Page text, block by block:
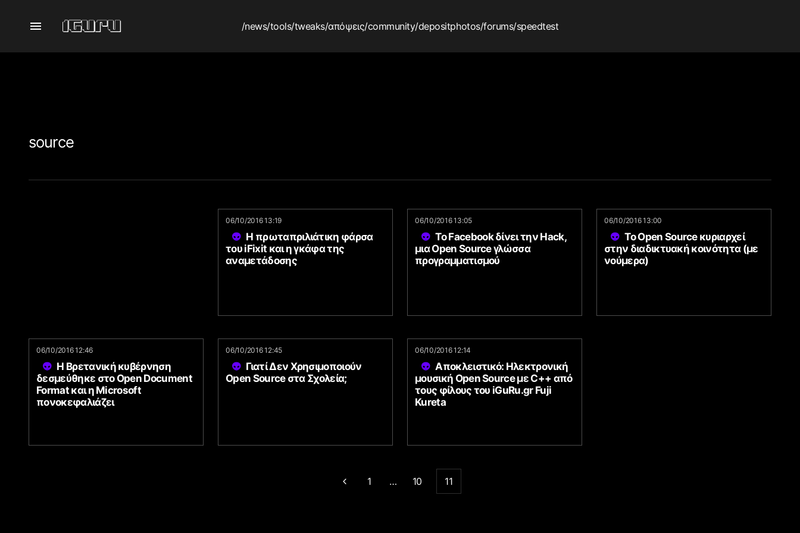
/news/tools/tweaks/απόψεις/community/depositphotos/forums/speedtest
source
06/10/2016 13:19
Η πρωταπριλιάτικη φάρσα
του iFixit και η γκάφα της
αναμετάδοσης
06/10/2016 13:05
To Facebook δίνει την Hack,
μια Open Source γλώσσα
προγραμματισμού
06/10/2016 13:00
To Open Source κυριαρχεί
στην διαδικτυακή κοινότητα (με
νούμερα)
06/10/2016 12:46
H Βρετανική κυβέρνηση
δεσμεύθηκε στο Open Document
Format και η Microsoft
πονοκεφαλιάζει
06/10/2016 12:45
Γιατί Δεν Χρησιμοποιούν
Open Source στα Σχολεία;
06/10/2016 12:14
Αποκλειστικό: Ηλεκτρονική
μουσική Open Source με C++ από
τους φίλους του iGuRu.gr Fuji
Kureta
1 … 10 11